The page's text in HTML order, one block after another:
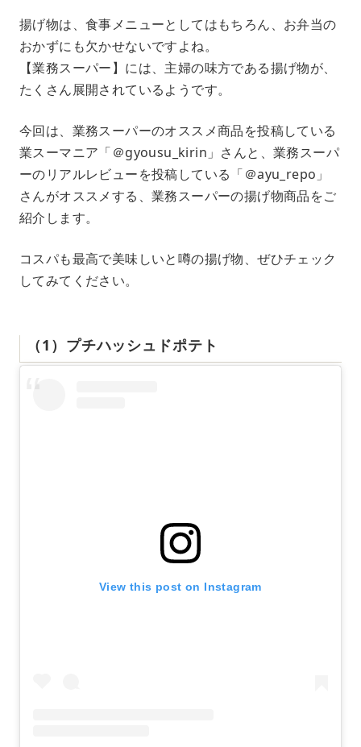
揚げ物は、食事メニューとしてはもちろん、お弁当の
おかずにも欠かせないですよね。
【業務スーパー】には、主婦の味方である揚げ物が、
たくさん展開されているようです。
今回は、業務スーパーのオススメ商品を投稿している
業スーマニア「＠gyousu_kirin」さんと、業務スーパ
ーのリアルレビューを投稿している「＠ayu_repo」
さんがオススメする、業務スーパーの揚げ物商品をご
紹介します。
コスパも最高で美味しいと噂の揚げ物、ぜひチェック
してみてください。
（1）プチハッシュドポテト
View this post on Instagram